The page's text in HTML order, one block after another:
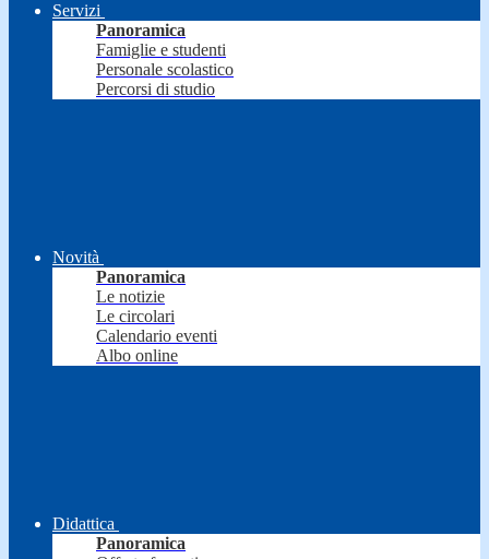
Servizi
Panoramica
Famiglie e studenti
Personale scolastico
Percorsi di studio
Novità
Panoramica
Le notizie
Le circolari
Calendario eventi
Albo online
Didattica
Panoramica